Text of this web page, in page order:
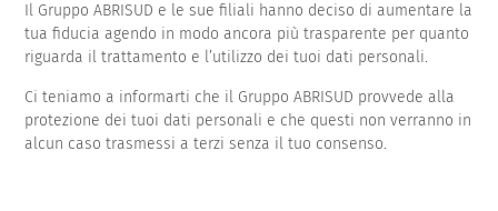
Il Gruppo ABRISUD e le sue filiali hanno deciso di aumentare la
tua fiducia agendo in modo ancora più trasparente per quanto
riguarda il trattamento e l’utilizzo dei tuoi dati personali.
Ci teniamo a informarti che il Gruppo ABRISUD provvede alla
protezione dei tuoi dati personali e che questi non verranno in
alcun caso trasmessi a terzi senza il tuo consenso.